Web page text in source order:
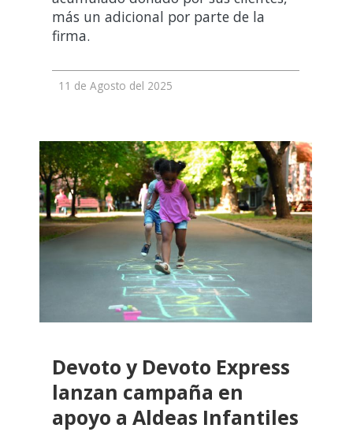
más un adicional por parte de la
firma.
11 de Agosto del 2025
Devoto y Devoto Express
lanzan campaña en
apoyo a Aldeas Infantiles